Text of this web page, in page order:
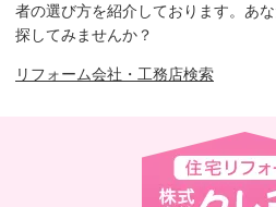
者の選び方を紹介しております。あ
探してみませんか？
リフォーム会社・工務店検索